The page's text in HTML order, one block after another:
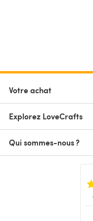
Votre achat
Explorez LoveCrafts
Qui sommes-nous ?